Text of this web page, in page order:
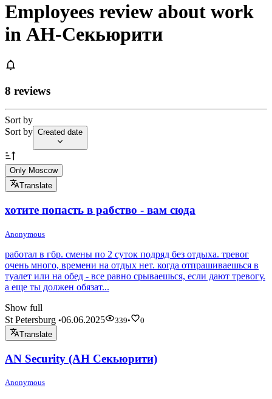
Employees review about work
in АН-Секьюрити
8 reviews
Sort by
Sort by Created date
Only Moscow
Translate
хотите попасть в рабство - вам сюда
Anonymous
работал в гбр. смены по 2 суток подряд без отдыха. тревог
очень много, времени на отдых нет. когда отпрашиваешься в
туалет или на обед - все равно срываешься, если дают тревогу.
а еще ты должен обязат...
Show full
St Petersburg •06.06.2025 339•
0
Translate
AN Security (АН Секьюрити)
Anonymous